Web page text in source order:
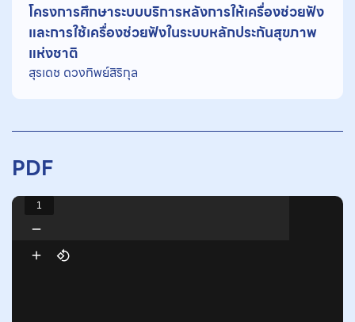
โครงการศึกษาระบบบริการหลังการให้เครื่องช่วยฟัง
และการใช้เครื่องช่วยฟังในระบบหลักประกันสุขภาพ
แห่งชาติ
สุรเดช ดวงทิพย์สิริกุล
PDF